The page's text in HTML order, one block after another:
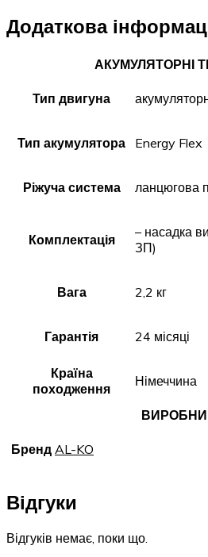
Додаткова
АКУМУЛЯТОРНІ
Тип двигуна
Тип акумулятора Energy Flex
Ріжуча система ланцюгова
Комплектація
– насадка
ЗП)
Вага 2,2 кг
Гарантія 24 місяці
Країна
походження
Німеччина
Бренд AL-KO
Відгуки
Відгуків немає, поки що.